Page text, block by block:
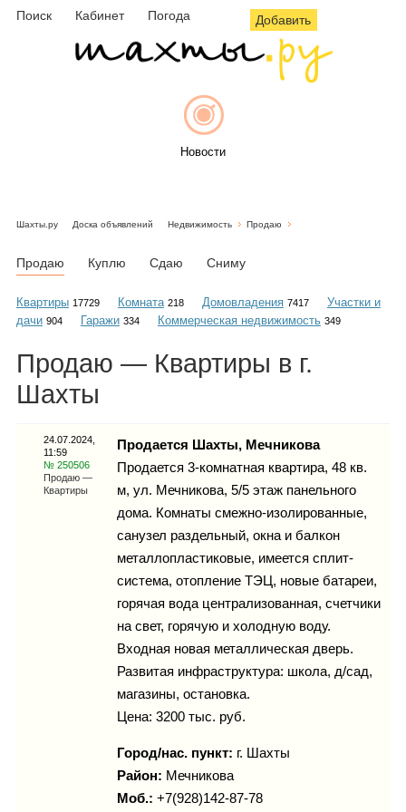
Поиск Кабинет Погода Добавить
Новости
Объявления
Инфо
Гороскоп
Карты
Фотогалерея
Шахты.ру Доска объявлений Недвижимость Продаю
Продаю Куплю Сдаю Сниму
Квартиры 17729 Комната 218 Домовладения 7417
Участки и
дачи 904 Гаражи 334 Коммерческая недвижимость 349
Продаю — Квартиры в г.
Шахты
24.07.2024,
11:59
№ 250506
Продаю —
Квартиры
Продается Шахты, Мечникова
Продается 3-комнатная квартира, 48 кв.
м, ул. Мечникова, 5/5 этаж панельного
дома. Комнаты смежно-изолированные,
санузел раздельный, окна и балкон
металлопластиковые, имеется сплит-
система, отопление ТЭЦ, новые батареи,
горячая вода централизованная, счетчики
на свет, горячую и холодную воду.
Входная новая металлическая дверь.
Развитая инфраструктура: школа, д/сад,
магазины, остановка.
Цена: 3200 тыс. руб.
Город/нас. пункт: г. Шахты
Район: Мечникова
Моб.: +7(928)142-87-78